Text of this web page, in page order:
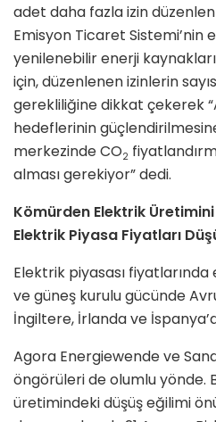
adet daha fazla izin
Emisyon Ticaret Sistemi’nin
yenilenebilir enerji
için, düzenlenen izinlerin
gerekliliğine dikkat çekerek
hedeflerinin
merkezinde CO2
alması gerekiyor” dedi.
Kömürden Elektrik Üretimini
Elektrik Piyasa Fiyatları
Elektrik piyasası
ve güneş kurulu gücünde
İngiltere, İrlanda ve
Agora Energiewende ve
öngörüleri de olumlu yönde.
üretimindeki düşüş eğilimi